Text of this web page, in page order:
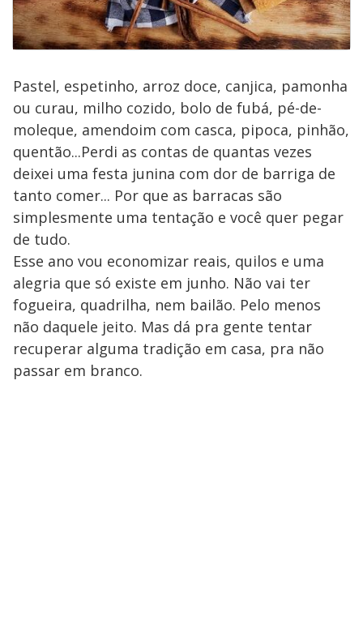
Pastel, espetinho, arroz doce, canjica, pamonha
ou curau, milho cozido, bolo de fubá, pé-de-
moleque, amendoim com casca, pipoca, pinhão,
quentão...Perdi as contas de quantas vezes
deixei uma festa junina com dor de barriga de
tanto comer... Por que as barracas são
simplesmente uma tentação e você quer pegar
de tudo.
Esse ano vou economizar reais, quilos e uma
alegria que só existe em junho. Não vai ter
fogueira, quadrilha, nem bailão. Pelo menos
não daquele jeito. Mas dá pra gente tentar
recuperar alguma tradição em casa, pra não
passar em branco.